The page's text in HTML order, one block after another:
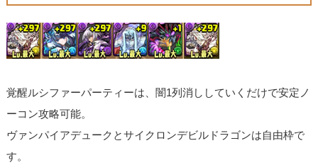
覚醒ルシファーパーティーは、闇1列消ししていくだけで安定ノ
ーコン攻略可能。
ヴァンパイアデュークとサイクロンデビルドラゴンは自由枠で
す。